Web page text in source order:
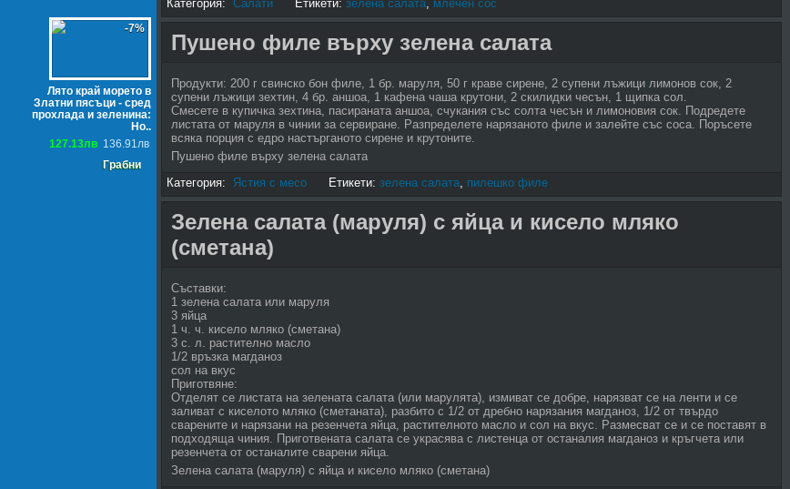
-7%
Лято край морето в
Златни пясъци - сред
прохлада и зеленина:
Но..
127.13лв 136.91лв
Грабни
Категория: Салати Етикети: зелена салата, млечен сос
Пушено филе върху зелена салата
Продукти: 200 г свинско бон филе, 1 бр. маруля, 50 г краве сирене, 2 супени лъжици лимонов сок, 2
супени лъжици зехтин, 4 бр. аншоа, 1 кафена чаша крутони, 2 скилидки чесън, 1 щипка сол.
Смесете в купичка зехтина, пасираната аншоа, счукания със солта чесън и лимоновия сок. Подредете
листата от маруля в чинии за сервиране. Разпределете нарязаното филе и залейте със соса. Поръсете
всяка порция с едро настърганото сирене и крутоните.
Пушено филе върху зелена салата
Категория: Ястия с месо Етикети: зелена салата, пилешко филе
Зелена салата (маруля) с яйца и кисело мляко
(сметана)
Съставки:
1 зелена салата или маруля
3 яйца
1 ч. ч. кисело мляко (сметана)
3 с. л. растително масло
1/2 връзка магданоз
сол на вкус
Приготвяне:
Отделят се листата на зелената салата (или марулята), измиват се добре, нарязват се на ленти и се
заливат с киселото мляко (сметаната), разбито с 1/2 от дребно нарязания магданоз, 1/2 от твърдо
сварените и нарязани на резенчета яйца, растителното масло и сол на вкус. Размесват се и се поставят в
подходяща чиния. Приготвената салата се украсява с листенца от останалия магданоз и кръгчета или
резенчета от останалите сварени яйца.
Зелена салата (маруля) с яйца и кисело мляко (сметана)